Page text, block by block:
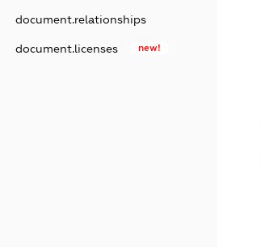
document.relationships
document.licenses new!